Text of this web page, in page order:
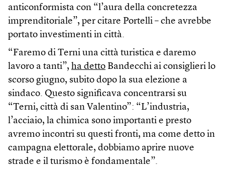
anticonformista con “l’aura della concretezza
imprenditoriale”, per citare Portelli – che avrebbe
portato investimenti in città.
“Faremo di Terni una città turistica e daremo
lavoro a tanti”, ha detto Bandecchi ai consiglieri lo
scorso giugno, subito dopo la sua elezione a
sindaco. Questo significava concentrarsi su
“Terni, città di san Valentino”: “L’industria,
l’acciaio, la chimica sono importanti e presto
avremo incontri su questi fronti, ma come detto in
campagna elettorale, dobbiamo aprire nuove
strade e il turismo è fondamentale”.